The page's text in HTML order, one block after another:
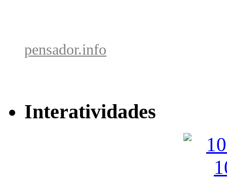
pensador.info
Interatividades